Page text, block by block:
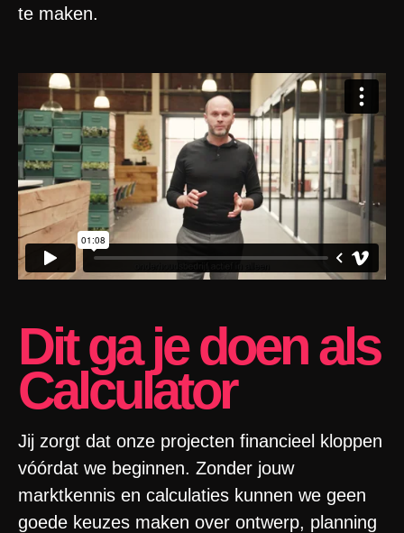
te maken.
Dit ga je doen als
Calculator
Jij zorgt dat onze projecten financieel kloppen
vóórdat we beginnen. Zonder jouw
marktkennis en calculaties kunnen we geen
goede keuzes maken over ontwerp, planning